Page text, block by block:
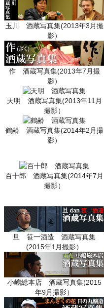
玉川 酒蔵写真集(2013年3月撮
影）
作 酒蔵写真集(2013年7月撮
影）
天明 酒蔵写真集(2013年11月
撮影）
鶴齢 酒蔵写真集(2014年2月撮
影）
百十郎 酒蔵写真集(2014年7月
撮影）
旦 笹一酒造 酒蔵写真集
(2015年1月撮影）
小嶋総本店 酒蔵写真集(2015
年9月撮影）